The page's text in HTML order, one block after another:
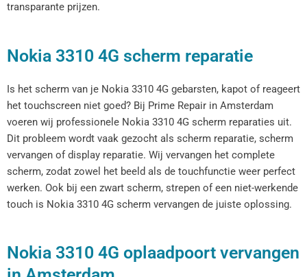
transparante prijzen.
Nokia 3310 4G scherm reparatie
Is het scherm van je Nokia 3310 4G gebarsten, kapot of reageert
het touchscreen niet goed? Bij Prime Repair in Amsterdam
voeren wij professionele Nokia 3310 4G scherm reparaties uit.
Dit probleem wordt vaak gezocht als scherm reparatie, scherm
vervangen of display reparatie. Wij vervangen het complete
scherm, zodat zowel het beeld als de touchfunctie weer perfect
werken. Ook bij een zwart scherm, strepen of een niet-werkende
touch is Nokia 3310 4G scherm vervangen de juiste oplossing.
Nokia 3310 4G oplaadpoort vervangen